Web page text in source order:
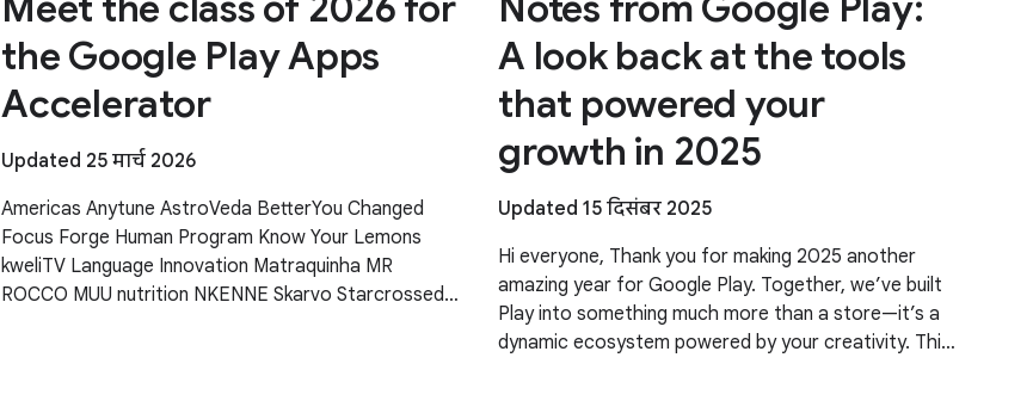
the Google Play Apps
Accelerator
Updated 25 मार्च 2026
Americas Anytune AstroVeda BetterYou Changed
Focus Forge Human Program Know Your Lemons
kweliTV Language Innovation Matraquinha MR
ROCCO MUU nutrition NKENNE Skarvo Starcrossed
A look back at the tools
that powered your
growth in 2025
Updated 15 दिसंबर 2025
Hi everyone, Thank you for making 2025 another
amazing year for Google Play. Together, we’ve built
Play into something much more than a store—it’s a
dynamic ecosystem powered by your creativity. This